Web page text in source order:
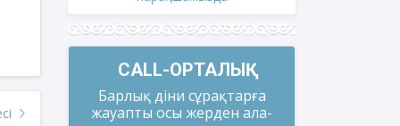
CALL-ОРТАЛЫҚ
Барлық діни сұрақтарға
жауапты осы жерден ала-